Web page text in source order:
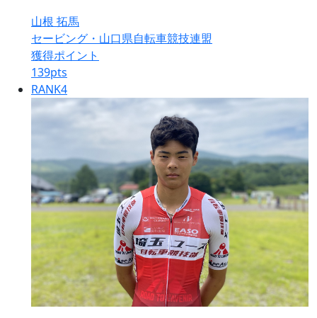
山根 拓馬
セービング・山口県自転車競技連盟
獲得ポイント
139pts
RANK4